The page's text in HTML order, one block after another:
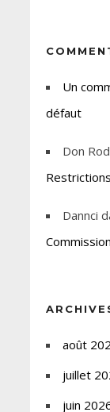
Un
défaut
Don
Restrictions
Dannci
août
juillet
juin